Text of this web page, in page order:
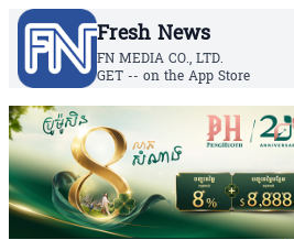
Fresh News
FN MEDIA CO., LTD.
GET -- on the App Store